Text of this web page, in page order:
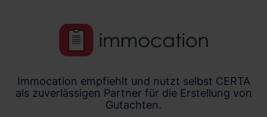
Immocation empfiehlt und nutzt selbst CERTA
als zuverlässigen Partner für die Erstellung von
Gutachten.